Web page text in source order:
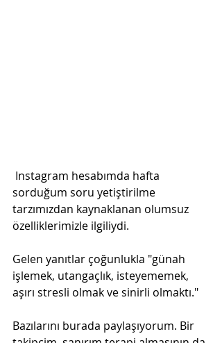
sorduğum soru yetiştirilme
tarzımızdan kaynaklanan olumsuz
özelliklerimizle ilgiliydi.
Gelen yanıtlar çoğunlukla "günah
işlemek, utangaçlık, isteyememek,
aşırı stresli olmak ve sinirli olmaktı."
Bazılarını burada paylaşıyorum. Bir